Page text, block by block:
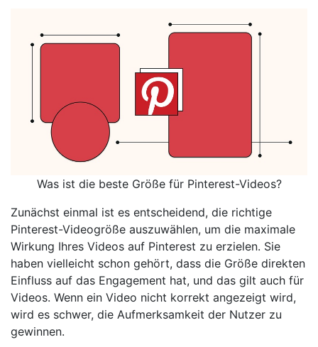
Was ist die beste Größe für Pinterest-Videos?
Zunächst einmal ist es entscheidend, die richtige
Pinterest-Videogröße auszuwählen, um die maximale
Wirkung Ihres Videos auf Pinterest zu erzielen. Sie
haben vielleicht schon gehört, dass die Größe direkten
Einfluss auf das Engagement hat, und das gilt auch für
Videos. Wenn ein Video nicht korrekt angezeigt wird,
wird es schwer, die Aufmerksamkeit der Nutzer zu
gewinnen.